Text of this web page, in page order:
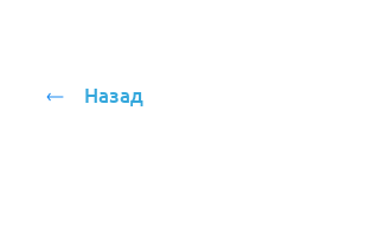
Назад